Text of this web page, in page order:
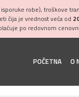
robe), troškove
čija je vrednost veća od
po redovnom
POČETNA O